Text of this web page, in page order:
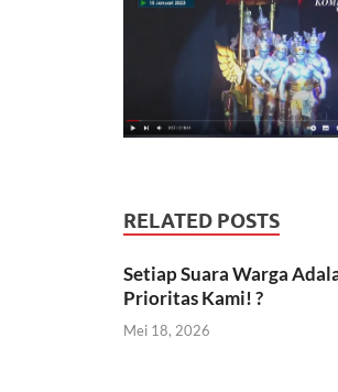
RELATED POSTS
Setiap Suara Warga
Prioritas Kami! ?
Mei 18, 2026